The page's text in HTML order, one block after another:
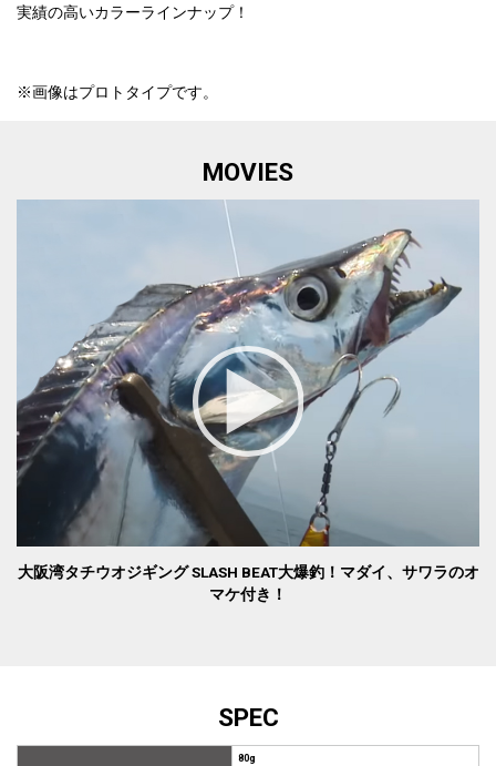
実績の高いカラーラインナップ！
※画像はプロトタイプです。
MOVIES
大阪湾タチウオジギング SLASH BEAT大爆釣！マダイ、サワラのオ
マケ付き！
SPEC
80g